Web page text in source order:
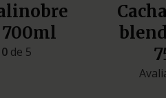
0 de 5